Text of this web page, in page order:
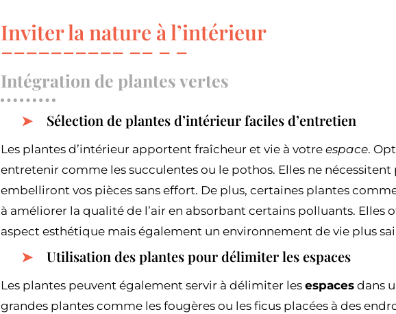
Inviter la nature à l’intérieur
Intégration de plantes vertes
Sélection de plantes d’intérieur faciles d’entretien
Les plantes d’intérieur apportent fraîcheur et vie à votre espace.
entretenir comme les succulentes ou le pothos. Elles ne
embelliront vos pièces sans effort. De plus, certaines plantes
à améliorer la qualité de l’air en absorbant certains polluants. Elles
aspect esthétique mais également un environnement de vie plus
Utilisation des plantes pour délimiter les espaces
Les plantes peuvent également servir à délimiter les espaces dans
grandes plantes comme les fougères ou les ficus placées à des